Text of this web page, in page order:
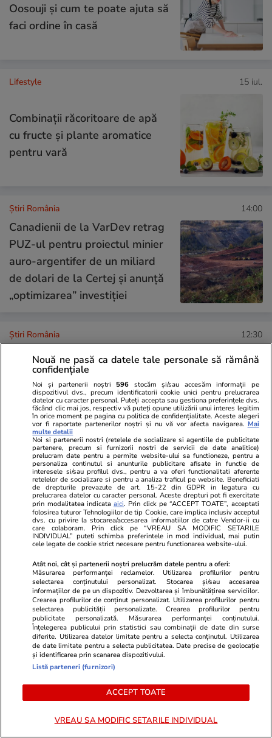
Oosouji și cum te poate ajuta să
faci ordine în casă
Lifestyle 15 iul.
Combinaţii răcoritoare de apă
cu fructe şi plante aromatice
pentru vară
Știri România 14:00
Canadienii de la VarDev retrag
PUZ-ul pentru proiectul minier
auro-argentifer de un miliard
de dolari de la Certej și anunță
„optimizarea” investiției
Știri România 12:30
Palatul Telefoanelor și-a
deschis porțile istoriei.
Povestea primului zgârie-nori
din România și a telefoanelor
care au schimbat o epocă
Știri România 12:20
Turiștii din toată lumea,
avertizați că la București sunt
cazați în clădiri care se pot
prăbuși la cutremur. „Experții
cred că un astfel de cutremur
este inevitabil”, scrie The
Guardian
Știri România 11:34
Nicușor Dan și Ciprian Ciucu,
față în față la Cotroceni, după
ce primarul Capitalei a fost
acuzat de DNA de luare de
mită. Ce discută cu
reprezentanții fostei coaliții
Nouă ne pasă ca datele tale personale să rămână
confidențiale
Noi și partenerii noștri 596 stocăm și/sau accesăm informații pe
dispozitivul dvs., precum identificatorii cookie unici pentru prelucrarea
datelor cu caracter personal. Puteți accepta sau gestiona preferințele dvs.
făcând clic mai jos, respectiv vă puteți opune utilizării unui interes legitim
în orice moment pe pagina cu politica de confidențialitate. Aceste alegeri
vor fi raportate partenerilor noștri și nu vă vor afecta navigarea. Mai
multe detalii
Noi si partenerii nostri (retelele de socializare si agentiile de publicitate
partenere, precum si furnizorii nostri de servicii de date analitice)
prelucram date pentru a permite website-ului sa functioneze, pentru a
personaliza continutul si anunturile publicitare afisate in functie de
interesele si/sau profilul dvs., pentru a va oferi functionalitati aferente
retelelor de socializare si pentru a analiza traficul pe website. Beneficiati
de drepturile prevazute de art. 15-22 din GDPR in legatura cu
prelucrarea datelor cu caracter personal. Aceste drepturi pot fi exercitate
prin modalitatea indicataaici. Prin click pe “ACCEPT TOATE”, acceptati
folosirea tuturor Tehnologiilor de tip Cookie, care implica inclusiv acceptul
dvs. cu privire la stocarea/accesarea informatiilor de catre Vendor-ii cu
care colaboram. Prin click pe “VREAU SA MODIFIC SETARILE
INDIVIDUAL” puteti schimba preferintele in mod individual, mai putin
cele legate de cookie strict necesare pentru functionarea website-ului.
Atât noi, cât și partenerii noștri prelucrăm datele pentru a oferi:
Măsurarea performanței reclamelor. Utilizarea profilurilor pentru
selectarea conținutului personalizat. Stocarea și/sau accesarea
informațiilor de pe un dispozitiv. Dezvoltarea și îmbunătățirea serviciilor.
Crearea profilurilor de conținut personalizat. Utilizarea profilurilor pentru
selectarea publicității personalizate. Crearea profilurilor pentru
publicitate personalizată. Măsurarea performanței conținutului.
Înțelegerea publicului prin statistici sau combinații de date din surse
diferite. Utilizarea datelor limitate pentru a selecta conținutul. Utilizarea
de date limitate pentru a selecta publicitatea. Date precise de geolocație
și identificarea prin scanarea dispozitivului.
Listă parteneri (furnizori)
ACCEPT TOATE
VREAU SA MODIFIC SETARILE INDIVIDUAL